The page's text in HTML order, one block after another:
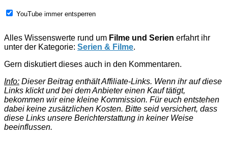
YouTube immer entsperren
Alles Wissenswerte rund um Filme und Serien erfahrt ihr
unter der Kategorie: Serien & Filme.
Gern diskutiert dieses auch in den Kommentaren.
Info: Dieser Beitrag enthält Affiliate-Links. Wenn ihr auf diese
Links klickt und bei dem Anbieter einen Kauf tätigt,
bekommen wir eine kleine Kommission. Für euch entstehen
dabei keine zusätzlichen Kosten. Bitte seid versichert, dass
diese Links unsere Berichterstattung in keiner Weise
beeinflussen.